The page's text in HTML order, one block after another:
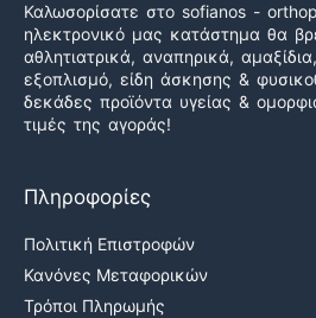
Καλωσορίσατε στο sofianos -
ηλεκτρονικό μας κατάστημα θα
αθλητιατρικά, αναπηρικά,
εξοπλισμό, είδη άσκησης &
δεκάδες προϊόντα υγείας &
τιμές της αγοράς!
Πληροφορίες
Πολιτική Επιστροφών
Κανόνες Μεταφορικών
Τρόποι Πληρωμής